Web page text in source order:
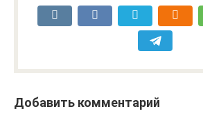
Добавить комментарий